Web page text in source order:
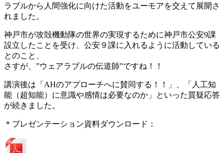
ラブルから人間強化に向けた活動をユーモアを交えて展開さ
れました。
神戸市が攻殻機動隊の世界の実現するために神戸市公安9課
設立したことを受け、公安９課に入れるように活動している
とのこと、
さすが、”ウェアラブルの伝道師”ですね！！
講演後は「AHのアプローチへに賛同する！！」、「人工知
能（超知能）に意識や感情は必要なのか」といった質疑応答
が続きました。
＊プレゼンテーション資料ダウンロード：